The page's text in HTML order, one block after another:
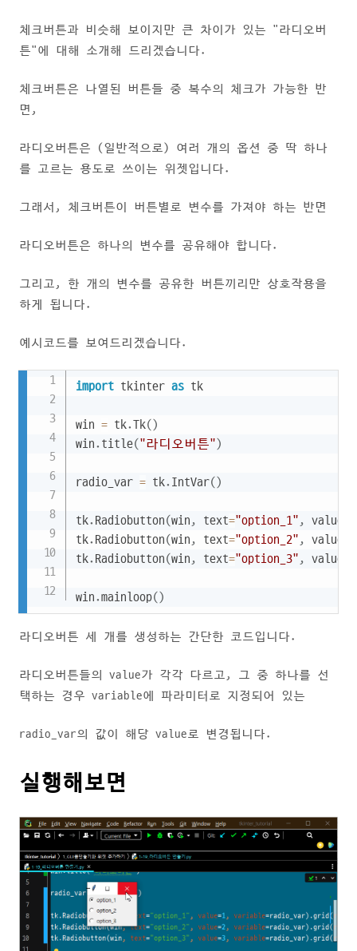
체크버튼과 비슷해 보이지만 큰 차이가 있는 "라디오버
튼"에 대해 소개해 드리겠습니다.
체크버튼은 나열된 버튼들 중 복수의 체크가 가능한 반
면,
라디오버튼은 (일반적으로) 여러 개의 옵션 중 딱 하나
를 고르는 용도로 쓰이는 위젯입니다.
그래서, 체크버튼이 버튼별로 변수를 가져야 하는 반면
라디오버튼은 하나의 변수를 공유해야 합니다.
그리고, 한 개의 변수를 공유한 버튼끼리만 상호작용을
하게 됩니다.
예시코드를 보여드리겠습니다.
import tkinter as tk
win = tk.Tk()
win. title("라디오버튼")
radio_var = tk. IntVar()
tk. Radiobutton(win , text="option_1" , value
tk. Radiobutton(win , text="option_2" , value
tk. Radiobutton(win , text="option_3" , value
win.mainloop()
라디오버튼 세 개를 생성하는 간단한 코드입니다.
라디오버튼들의 value가 각각 다르고, 그 중 하나를 선
택하는 경우 variable에 파라미터로 지정되어 있는
radio_var의 값이 해당 value로 변경됩니다.
실행해보면